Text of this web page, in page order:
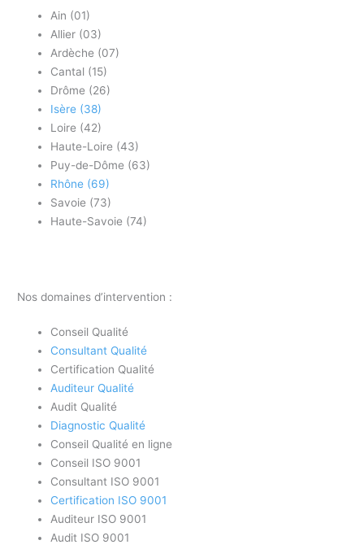
Ain (01)
Allier (03)
Ardèche (07)
Cantal (15)
Drôme (26)
Isère (38)
Loire (42)
Haute-Loire (43)
Puy-de-Dôme (63)
Rhône (69)
Savoie (73)
Haute-Savoie (74)
Nos domaines d’intervention :
Conseil Qualité
Consultant Qualité
Certification Qualité
Auditeur Qualité
Audit Qualité
Diagnostic Qualité
Conseil Qualité en ligne
Conseil ISO 9001
Consultant ISO 9001
Certification ISO 9001
Auditeur ISO 9001
Audit ISO 9001